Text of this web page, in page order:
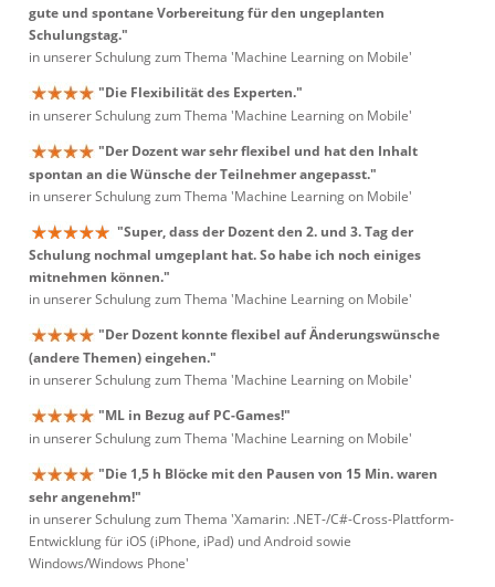
gute und spontane Vorbereitung für den ungeplanten
Schulungstag."
in unserer Schulung zum Thema 'Machine Learning on Mobile'
"Die Flexibilität des Experten."
in unserer Schulung zum Thema 'Machine Learning on Mobile'
"Der Dozent war sehr flexibel und hat den Inhalt
spontan an die Wünsche der Teilnehmer angepasst."
in unserer Schulung zum Thema 'Machine Learning on Mobile'
"Super, dass der Dozent den 2. und 3. Tag der
Schulung nochmal umgeplant hat. So habe ich noch einiges
mitnehmen können."
in unserer Schulung zum Thema 'Machine Learning on Mobile'
"Der Dozent konnte flexibel auf Änderungswünsche
(andere Themen) eingehen."
in unserer Schulung zum Thema 'Machine Learning on Mobile'
"ML in Bezug auf PC-Games!"
in unserer Schulung zum Thema 'Machine Learning on Mobile'
"Die 1,5 h Blöcke mit den Pausen von 15 Min. waren
sehr angenehm!"
in unserer Schulung zum Thema 'Xamarin: .NET-/C#-Cross-Plattform-
Entwicklung für iOS (iPhone, iPad) und Android sowie
Windows/Windows Phone'